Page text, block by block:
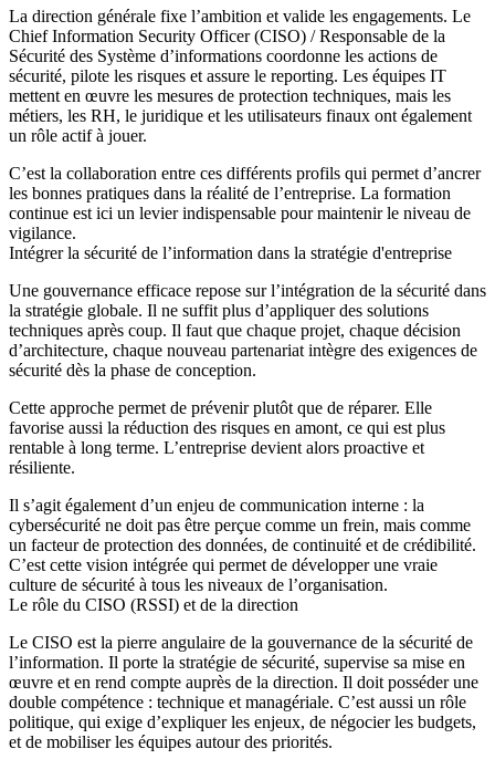
La direction générale fixe l’ambition et valide les engagements. Le
Chief Information Security Officer (CISO) / Responsable de la
Sécurité des Système d’informations coordonne les actions de
sécurité, pilote les risques et assure le reporting. Les équipes IT
mettent en œuvre les mesures de protection techniques, mais les
métiers, les RH, le juridique et les utilisateurs finaux ont également
un rôle actif à jouer.
C’est la collaboration entre ces différents profils qui permet d’ancrer
les bonnes pratiques dans la réalité de l’entreprise. La formation
continue est ici un levier indispensable pour maintenir le niveau de
vigilance.
Intégrer la sécurité de l’information dans la stratégie d'entreprise
Une gouvernance efficace repose sur l’intégration de la sécurité dans
la stratégie globale. Il ne suffit plus d’appliquer des solutions
techniques après coup. Il faut que chaque projet, chaque décision
d’architecture, chaque nouveau partenariat intègre des exigences de
sécurité dès la phase de conception.
Cette approche permet de prévenir plutôt que de réparer. Elle
favorise aussi la réduction des risques en amont, ce qui est plus
rentable à long terme. L’entreprise devient alors proactive et
résiliente.
Il s’agit également d’un enjeu de communication interne : la
cybersécurité ne doit pas être perçue comme un frein, mais comme
un facteur de protection des données, de continuité et de crédibilité.
C’est cette vision intégrée qui permet de développer une vraie
culture de sécurité à tous les niveaux de l’organisation.
Le rôle du CISO (RSSI) et de la direction
Le CISO est la pierre angulaire de la gouvernance de la sécurité de
l’information. Il porte la stratégie de sécurité, supervise sa mise en
œuvre et en rend compte auprès de la direction. Il doit posséder une
double compétence : technique et managériale. C’est aussi un rôle
politique, qui exige d’expliquer les enjeux, de négocier les budgets,
et de mobiliser les équipes autour des priorités.